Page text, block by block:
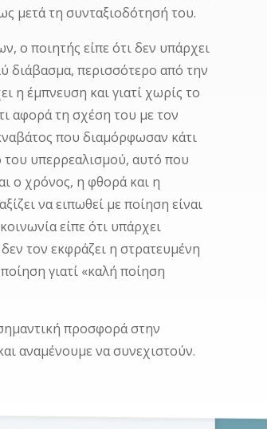
μετά τη συνταξιοδότησή του.
ο ποιητής είπε ότι δεν υπάρχει
διάβασμα, περισσότερο από την
η έμπνευση και γιατί χωρίς το
αφορά τη σχέση του με τον
που διαμόρφωσαν κάτι
του υπερρεαλισμού, αυτό που
ο χρόνος, η φθορά και η
να ειπωθεί με ποίηση είναι
είπε ότι υπάρχει
τον εκφράζει η στρατευμένη
γιατί «καλή ποίηση
προσφορά στην
αναμένουμε να συνεχιστούν.